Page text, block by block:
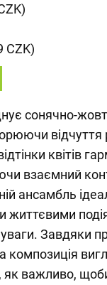
CZK)
сонячно-
відчуття
квітів
взаємний
ансамбль
життєвими
Завдяки
композиція
як важливо,